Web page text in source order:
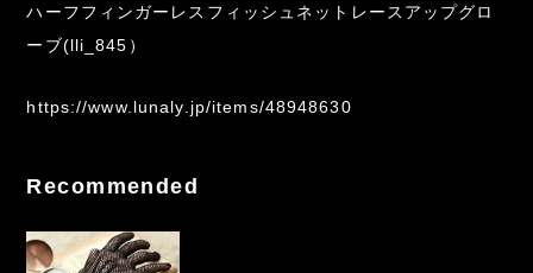
ハーフフィンガーレスフィッシュネットレースアップグロ
ーブ(lli_845）
https://www.lunaly.jp/items/48948630
Recommended